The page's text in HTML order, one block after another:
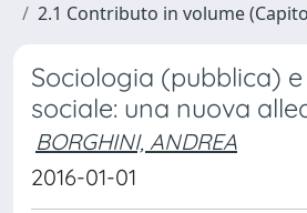
2.1 Contributo in volume
Sociologia (pubblica)
sociale: una nuova
BORGHINI, ANDREA
2016-01-01